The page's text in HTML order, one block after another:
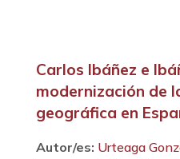
Carlos Ibáñez e
modernización de
geográfica en
Autor/es: Urteaga